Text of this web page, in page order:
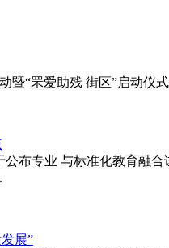
暨“罘爱助残 街区”启动
布专业 与标准化教育融